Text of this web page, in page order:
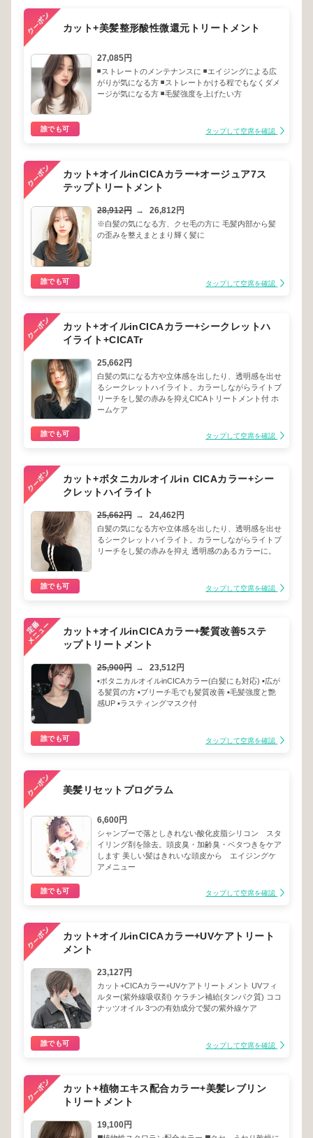
カット+美髪整形酸性微還元トリートメント
27,085円
◾️ストレートのメンテナンスに ◾️エイジングによる広
がりが気になる方 ◾️ストレートかける程でもなくダメ
ージが気になる方 ◾️毛髪強度を上げたい方
誰でも可 タップして空席を確認
カット+オイルinCICAカラー+オージュア7ス
テップトリートメント
28,912円 → 26,812円
※白髪の気になる方、クセ毛の方に 毛髪内部から髪
の歪みを整えまとまり輝く髪に
誰でも可 タップして空席を確認
カット+オイルinCICAカラー+シークレットハ
イライト+CICATr
25,662円
白髪の気になる方や立体感を出したり、透明感を出せ
るシークレットハイライト。カラーしながらライトブ
リーチをし髪の赤みを抑えCICAトリートメント付 ホ
ームケア
誰でも可 タップして空席を確認
カット+ボタニカルオイルin CICAカラー+シー
クレットハイライト
25,662円 → 24,462円
白髪の気になる方や立体感を出したり、透明感を出せ
るシークレットハイライト。カラーしながらライトブ
リーチをし髪の赤みを抑え 透明感のあるカラーに。
誰でも可 タップして空席を確認
カット+オイルinCICAカラー+髪質改善5ステ
ップトリートメント
25,900円 → 23,512円
▪️ボタニカルオイルinCICAカラー(白髪にも対応) ▪️広が
る髪質の方 ▪️ブリーチ毛でも髪質改善 ▪️毛髪強度と艶
感UP ▪️ラスティングマスク付
誰でも可 タップして空席を確認
美髪リセットプログラム
6,600円
シャンプーで落としきれない酸化皮脂シリコン スタ
イリング剤を除去。頭皮臭・加齢臭・ベタつきをケア
します 美しい髪はきれいな頭皮から エイジングケ
アメニュー
誰でも可 タップして空席を確認
カット+オイルinCICAカラー+UVケアトリート
メント
23,127円
カット+CICAカラー+UVケアトリートメント UVフィ
ルター(紫外線吸収剤) ケラチン補給(タンパク質) ココ
ナッツオイル 3つの有効成分で髪の紫外線ケア
誰でも可 タップして空席を確認
カット+植物エキス配合カラー+美髪レブリン
トリートメント
19,100円